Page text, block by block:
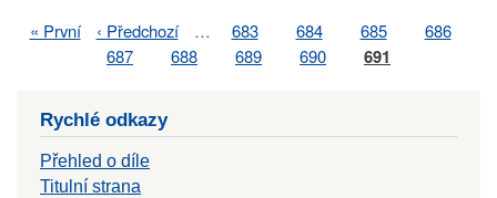
Pagination
First
« První
Previous
page
‹ Předchozí … Page
683 Page
684 Page
685 Page
686
Page
687 Page
688 Page
689 Page
690 Page
691
Rychlé odkazy
Přehled o díle
Titulní strana